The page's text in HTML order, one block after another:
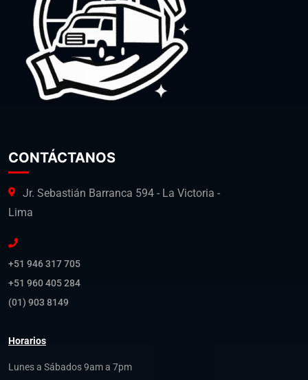
CONTÁCTANOS
Jr. Sebastián Barranca 594 - La Victoria -
Lima
+51 946 317 705
+51 960 405 284
(01) 903 8149
Horarios
Lunes a Sábados 9am a 7pm